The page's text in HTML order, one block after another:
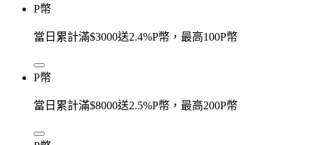
P幣
當日累計滿$3000送2.4%P幣，最高100P幣
P幣
當日累計滿$8000送2.5%P幣，最高200P幣